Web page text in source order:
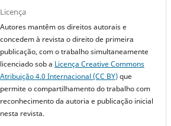
Licença
Autores mantêm os direitos autorais e
concedem à revista o direito de primeira
publicação, com o trabalho simultaneamente
licenciado sob a Licença Creative Commons
Atribuição 4.0 Internacional (CC BY)que
permite o compartilhamento do trabalho com
reconhecimento da autoria e publicação inicial
nesta revista.